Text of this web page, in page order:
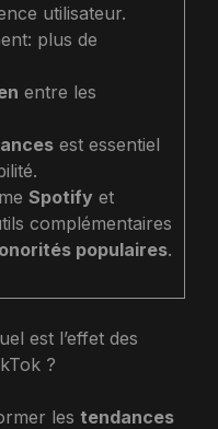
utilisateur.
plus de
entre les
est essentiel
Spotify et
complémentaires
populaires.
est l’effet des
?
les tendances